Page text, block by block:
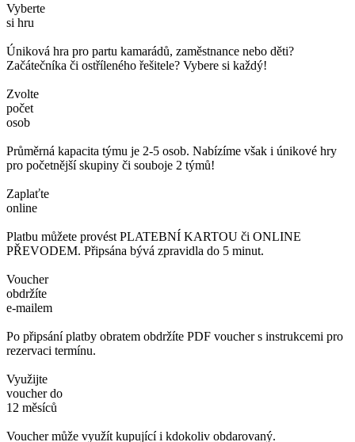
Vyberte
si hru
Úniková hra pro partu kamarádů, zaměstnance nebo děti?
Začátečníka či ostříleného řešitele? Vybere si každý!
Zvolte
počet
osob
Průměrná kapacita týmu je 2-5 osob. Nabízíme však i únikové hry
pro početnější skupiny či souboje 2 týmů!
Zaplaťte
online
Platbu můžete provést PLATEBNÍ KARTOU či ONLINE
PŘEVODEM. Připsána bývá zpravidla do 5 minut.
Voucher
obdržíte
e-mailem
Po připsání platby obratem obdržíte PDF voucher s instrukcemi pro
rezervaci termínu.
Využijte
voucher do
12 měsíců
Voucher může využít kupující i kdokoliv obdarovaný.